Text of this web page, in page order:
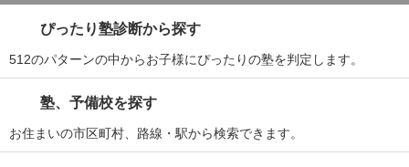
ぴったり塾診断から探す
512のパターンの中からお子様にぴったりの塾を判定します。
塾、予備校を探す
お住まいの市区町村、路線・駅から検索できます。